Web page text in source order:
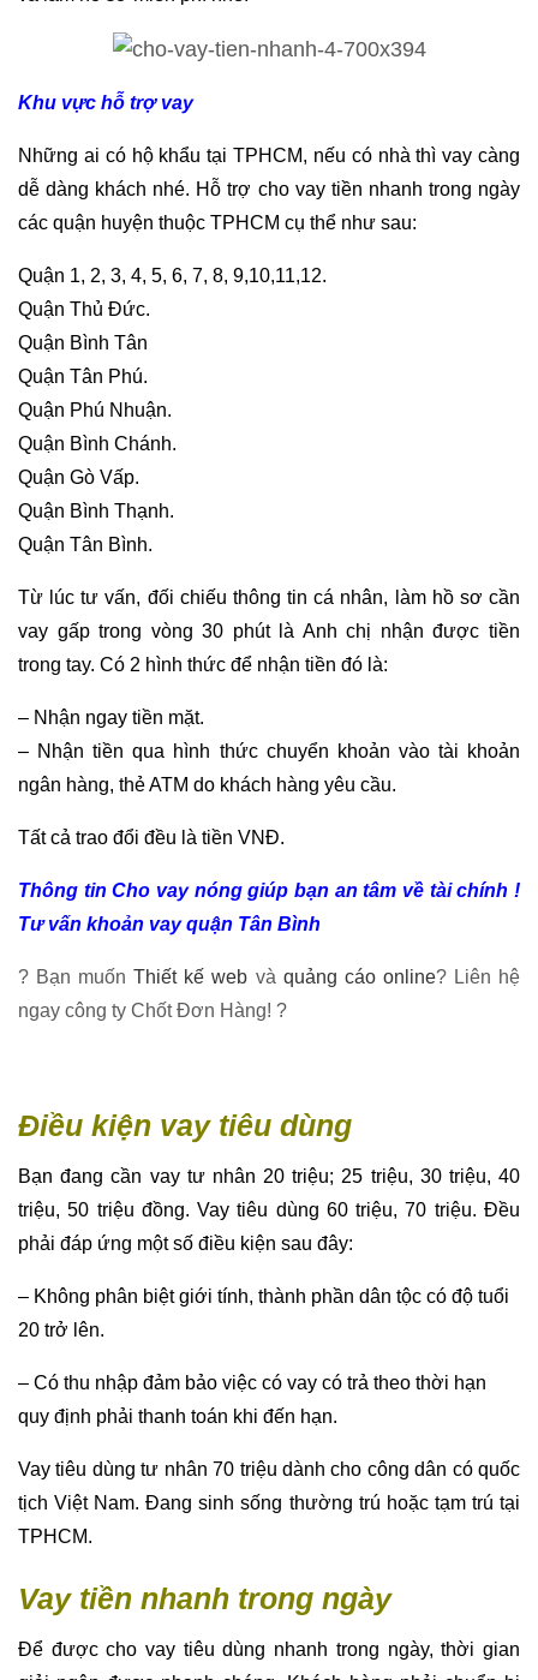
Khu vực hỗ trợ vay
Những ai có hộ khẩu tại TPHCM, nếu có nhà thì vay càng
dễ dàng khách nhé. Hỗ trợ cho vay tiền nhanh trong ngày
các quận huyện thuộc TPHCM cụ thể như sau:
Quận 1, 2, 3, 4, 5, 6, 7, 8, 9,10,11,12.
Quận Thủ Đức.
Quận Bình Tân
Quận Tân Phú.
Quận Phú Nhuận.
Quận Bình Chánh.
Quận Gò Vấp.
Quận Bình Thạnh.
Quận Tân Bình.
Từ lúc tư vấn, đối chiếu thông tin cá nhân, làm hồ sơ cần
vay gấp trong vòng 30 phút là Anh chị nhận được tiền
trong tay. Có 2 hình thức để nhận tiền đó là:
– Nhận ngay tiền mặt.
– Nhận tiền qua hình thức chuyển khoản vào tài khoản
ngân hàng, thẻ ATM do khách hàng yêu cầu.
Tất cả trao đổi đều là tiền VNĐ.
Thông tin Cho vay nóng giúp bạn an tâm về tài chính !
Tư vấn khoản vay quận Tân Bình
? Bạn muốnThiết kế web và quảng cáo online? Liên hệ
ngay công ty Chốt Đơn Hàng! ?
Điều kiện vay tiêu dùng
Bạn đang cần vay tư nhân 20 triệu; 25 triệu, 30 triệu, 40
triệu, 50 triệu đồng. Vay tiêu dùng 60 triệu, 70 triệu. Đều
phải đáp ứng một số điều kiện sau đây:
– Không phân biệt giới tính, thành phần dân tộc có độ tuổi
20 trở lên.
– Có thu nhập đảm bảo việc có vay có trả theo thời hạn
quy định phải thanh toán khi đến hạn.
Vay tiêu dùng tư nhân 70 triệu dành cho công dân có quốc
tịch Việt Nam. Đang sinh sống thường trú hoặc tạm trú tại
TPHCM.
Vay tiền nhanh trong ngày
Để được cho vay tiêu dùng nhanh trong ngày, thời gian